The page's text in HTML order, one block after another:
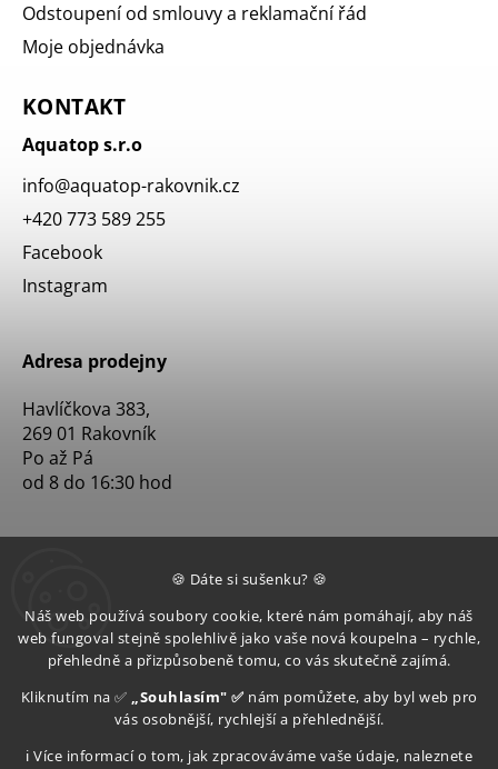
🍪 Dáte si sušenku? 🍪
Náš web používá soubory cookie, které nám pomáhají, aby náš
web fungoval stejně spolehlivě jako vaše nová koupelna – rychle,
přehledně a přizpůsobeně tomu, co vás skutečně zajímá.
Kliknutím na ✅ „Souhlasím" ✅ nám pomůžete, aby byl web pro
vás osobnější, rychlejší a přehlednější.
ℹ️ Více informací o tom, jak zpracováváme vaše údaje, naleznete
Odstoupení od smlouvy a reklamační řád
Moje objednávka
KONTAKT
Aquatop s.r.o
info@aquatop-rakovnik.cz
+420 773 589 255
Facebook
Instagram
Adresa prodejny
Havlíčkova 383,
269 01 Rakovník
Po až Pá
od 8 do 16:30 hod